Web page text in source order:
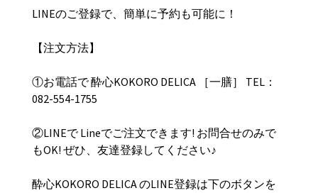
LINEのご登録で、簡単に予約も可能に！
【︎注文方法】
①お電話で 酔心KOKORO DELICA ［一膳］ TEL：
082-554-1755
②LINEで Lineでご注文できます! お問合せのみで
もOK! ぜひ、友達登録してください♪
酔心KOKORO DELICAのLINE登録は下のボタンを